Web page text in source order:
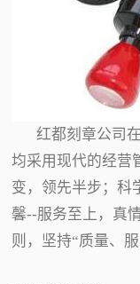
红都刻章公司在
均采用现代的经营
变，领先半步；科
馨--服务至上，真
则，坚持“质量、